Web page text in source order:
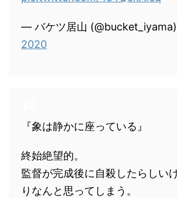
— バケツ居山 (@bucket_iyama)
2020
『象は静かに座っている』
終始絶望的。
監督が完成後に自殺したらしい
りなんと思ってしまう。